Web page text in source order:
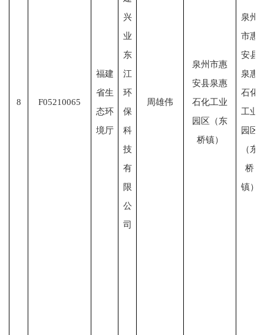
8 F05210065
福建
省生
态环
境厅
兴
业
东
江
环
保
科
技
有
限
公
司
周雄伟
泉州市惠
安县泉惠
石化工业
园区（东
桥镇）
泉州
市惠
安县
泉惠
石化
工业
园区
（东
桥
镇）